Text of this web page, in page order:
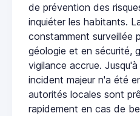
de prévention des
inquiéter les habitants.
constamment surveillée
géologie et en sécurité,
vigilance accrue.
incident majeur n'a été
autorités locales sont
rapidement en cas de